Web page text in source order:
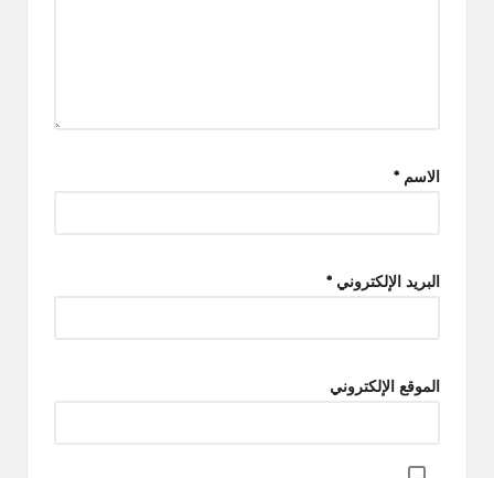
الاسم *
البريد الإلكتروني *
الموقع الإلكتروني